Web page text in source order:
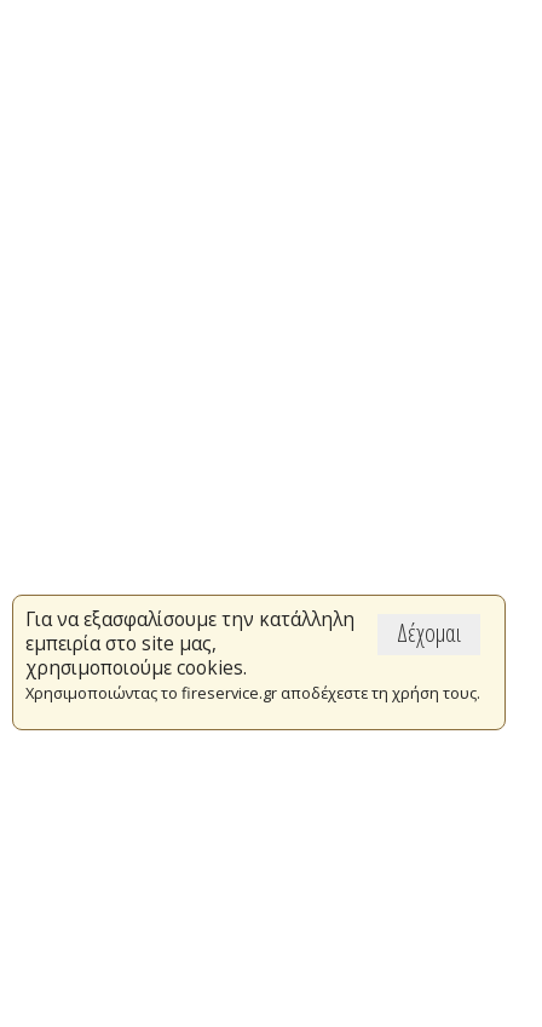
Δέχομαι
Για να εξασφαλίσουμε την κατάλληλη
εμπειρία στο site μας,
χρησιμοποιούμε cookies.
Χρησιμοποιώντας το fireservice.gr αποδέχεστε τη χρήση τους.